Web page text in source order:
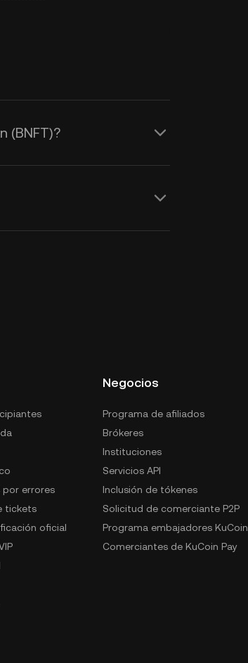
(BNFT)?
por errores
tickets
oficial
Negocios
Programa de afiliados
Brókeres
Instituciones
Servicios API
Inclusión de tókenes
Solicitud de comerciante P2P
Programa embajadores KuCoin
Comerciantes de KuCoin Pay